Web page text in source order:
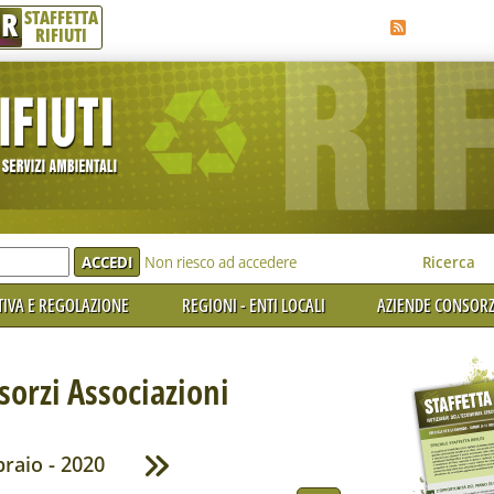
R STAFFETTA
RIFIUTI
Non riesco ad accedere Ricerca
E REGOLAZIONE REGIONI - ENTI LOCALI AZIENDE
Associazioni
- 2020